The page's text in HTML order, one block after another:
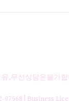
,무선상담은불가
97568 | Business